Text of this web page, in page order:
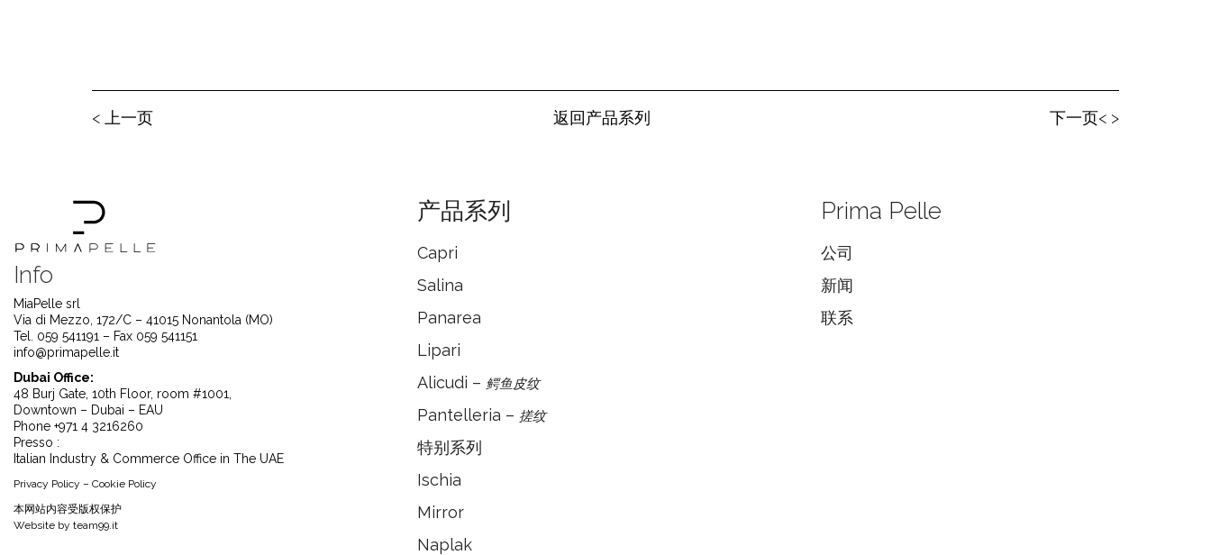
< 上⼀⻚ 返回产品系列 下⼀⻚< >
Info
MiaPelle srl
Via di Mezzo, 172/C – 41015 Nonantola (MO)
Tel. 059 541191 – Fax 059 541151
info@primapelle.it
Dubai Office:
48 Burj Gate, 10th Floor, room #1001,
Downtown – Dubai – EAU
Phone +971 4 3216260
Presso :
Italian Industry & Commerce Office in The UAE
Privacy Policy – Cookie Policy
本⽹站内容受版权保护
Website by team99.it
产品系列
Capri
Salina
Panarea
Lipari
Alicudi – 鳄鱼皮纹
Pantelleria – 搓纹
特别系列
Ischia
Mirror
Naplak
Prima Pelle
公司
新闻
联系